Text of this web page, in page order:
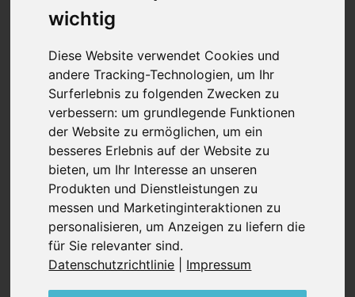
wichtig
Diese Website verwendet Cookies und
andere Tracking-Technologien, um Ihr
Surferlebnis zu folgenden Zwecken zu
verbessern: um grundlegende Funktionen
der Website zu ermöglichen, um ein
besseres Erlebnis auf der Website zu
bieten, um Ihr Interesse an unseren
Produkten und Dienstleistungen zu
messen und Marketinginteraktionen zu
personalisieren, um Anzeigen zu liefern die
für Sie relevanter sind.
Datenschutzrichtlinie
Impressum
Frau Rong,
was genau ist Ihre Tätigkeit und wie sieht ein
normaler Arbeitstag aus?
Ich arbeite bei Becker im International Customer
Support/Vertrieb Innendienst/Kundenbetreuung und
bin SAP Key User meines Teams. Was mache ich an
einem normalen Arbeitstag? Ich bearbeite
Kundenaufträge, kommuniziere mit der Produktion
bezüglich Terminen, erstelle Sendungen und
kommuniziere mit unserem Versand, mit Kunden und
Spediteuren. Außerdem verfolge ich Lieferungen,
erstelle Angebote und erledige Aufgaben in SAP.